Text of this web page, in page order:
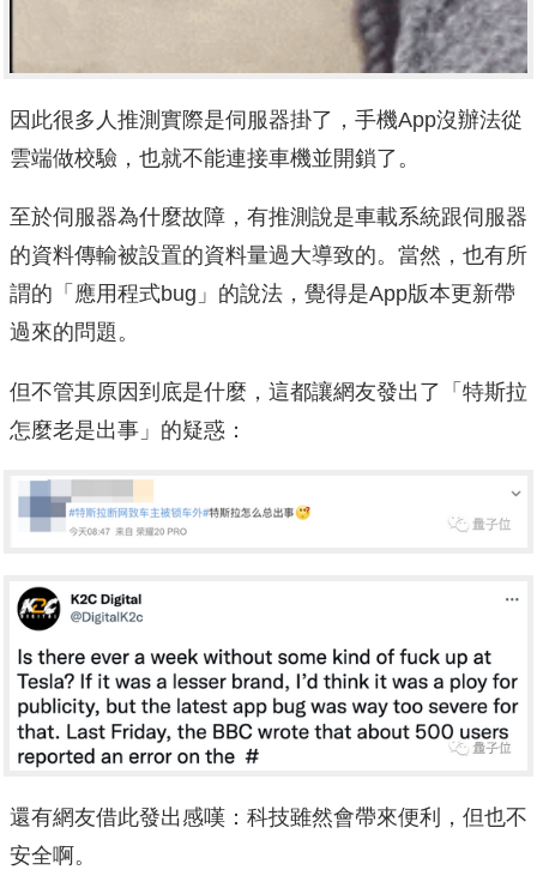
因此很多人推測實際是伺服器掛了，手機App沒辦法從
雲端做校驗，也就不能連接車機並開鎖了。
至於伺服器為什麼故障，有推測說是車載系統跟伺服器
的資料傳輸被設置的資料量過大導致的。當然，也有所
謂的「應用程式bug」的說法，覺得是App版本更新帶
過來的問題。
但不管其原因到底是什麼，這都讓網友發出了「特斯拉
怎麼老是出事」的疑惑：
還有網友借此發出感嘆：科技雖然會帶來便利，但也不
安全啊。